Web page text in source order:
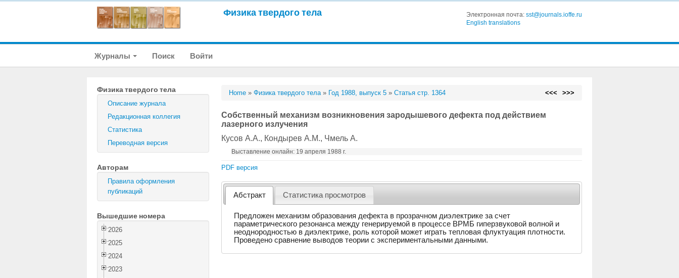
Физика твердого тела Электронная почта: sst@journals.ioffe.ru
English translations
Журналы Поиск Войти
Физика твердого тела
Описание журнала
Редакционная коллегия
Статистика
Переводная версия
Авторам
Правила оформления
публикаций
Вышедшие номера
2026
2025
2024
2023
Home »Физика твердого тела» Год 1988, выпуск 5 »Статья стр. 1364 <<< >>>
Собственный механизм возникновения зародышевого дефекта под действием
лазерного излучения
Кусов А.А., Кондырев А.М., Чмель А.
Выставление онлайн: 19 апреля 1988 г.
PDF версия
Абстракт Статистика просмотров
Предложен механизм образования дефекта в прозрачном диэлектрике за счет
параметрического резонанса между генерируемой в процессе ВРМБ гиперзвуковой волной и
неоднородностью в диэлектрике, роль которой может играть тепловая флуктуация плотности.
Проведено сравнение выводов теории с экспериментальными данными.